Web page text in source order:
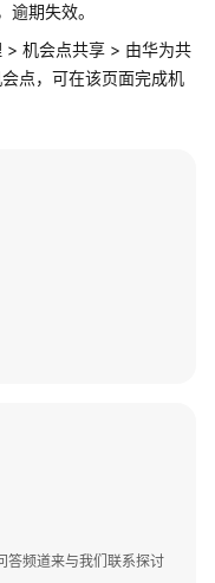
期失效。
> 机会点共享 > 由华为共
点，可在该页面完成机
答频道来与我们联系探讨